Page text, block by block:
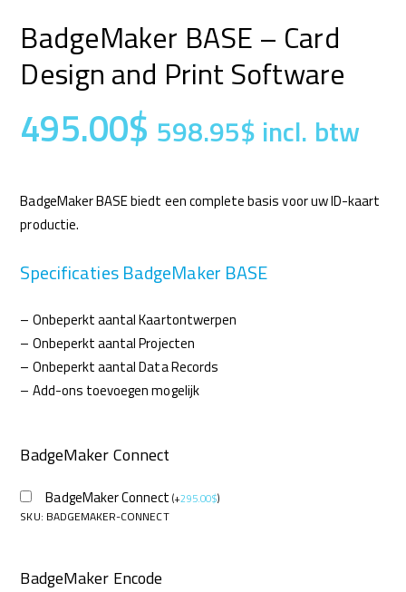
BadgeMaker BASE – Card
Design and Print Software
495.00$ 598.95$ incl. btw
BadgeMaker BASE biedt een complete basis voor uw ID-kaart
productie.
Specificaties BadgeMaker BASE
– Onbeperkt aantal Kaartontwerpen
– Onbeperkt aantal Projecten
– Onbeperkt aantal Data Records
– Add-ons toevoegen mogelijk
BadgeMaker Connect
BadgeMaker Connect(+295.00$)
SKU: BADGEMAKER-CONNECT
BadgeMaker Encode